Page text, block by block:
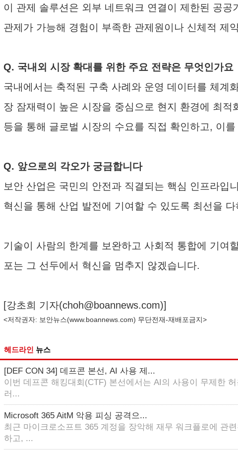
이 관제 솔루션은 외부 네트워크 연결이 제한된 공
관제가 가능해 경험이 부족한 관제원이나 신체적 제
Q. 국내외 시장 확대를 위한 주요 전략은 무엇인가요
국내에서는 축적된 구축 사례와 운영 데이터를 체계
장 잠재력이 높은 시장을 중심으로 현지 환경에 최
등을 통해 글로벌 시장의 수요를 직접 확인하고, 이
Q. 앞으로의 각오가 궁금합니다
보안 산업은 국민의 안전과 직결되는 핵심 인프라입
혁신을 통해 산업 발전에 기여할 수 있도록 최선을 다
기술이 사람의 한계를 보완하고 사회적 통합에 기여
포는 그 선두에서 혁신을 멈추지 않겠습니다.
[강초희 기자(choh@boannews.com)]
<저작권자: 보안뉴스(www.boannews.com) 무단전재-재배포금지>
헤드라인 뉴스
[DEF CON 34] 데프콘 본선, AI 사용 제...
이번 데프콘 해킹대회(CTF) 본선에서는 AI의 사용이 무제한
러...
Microsoft 365 AitM 악용 피싱 공격으...
최근 마이크로소프트 365 계정을 장악해 재무 워크플로에 관
하고, ...